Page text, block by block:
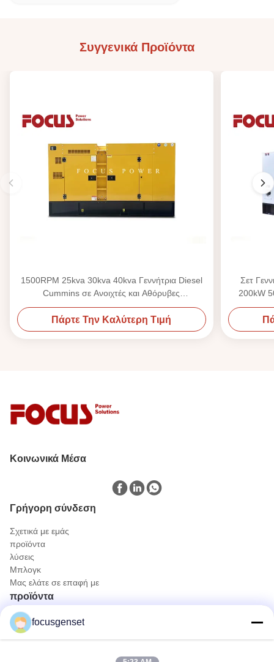
Συγγενικά Προϊόντα
1500RPM 25kva 30kva 40kva Γεννήτρια Diesel
Cummins σε Ανοιχτές και Αθόρυβες
Διαμορφώσεις
Πάρτε Την Καλύτερη Τιμή
Σετ
200kW
Κοινωνικά Μέσα
Γρήγορη σύνδεση
Σχετικά με εμάς
προϊόντα
λύσεις
Μπλογκ
Μας ελάτε σε επαφή με
προϊόντα
Σετ γεννήτριας Diesel Cummins
Συσκευή γεννήτριας πετρελαίου Perkins
focusgenset